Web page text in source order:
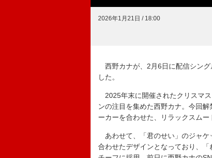
2026年1月21日 / 18:00
西野カナが、2月6日に配信シング
した。
2025年末に開催されたクリスマ
ンの注目を集めた西野カナ。今回
ーカーを合わせた、リラックスムー
あわせて、「君のせい」のジャケ
合わせたデザインとなっており、